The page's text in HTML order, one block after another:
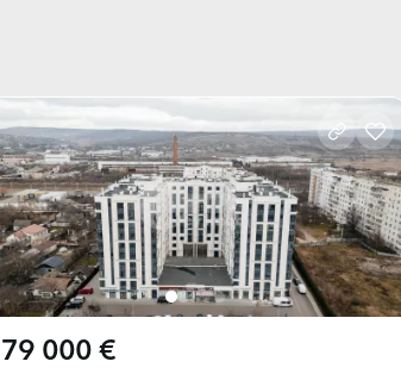
79 000 €